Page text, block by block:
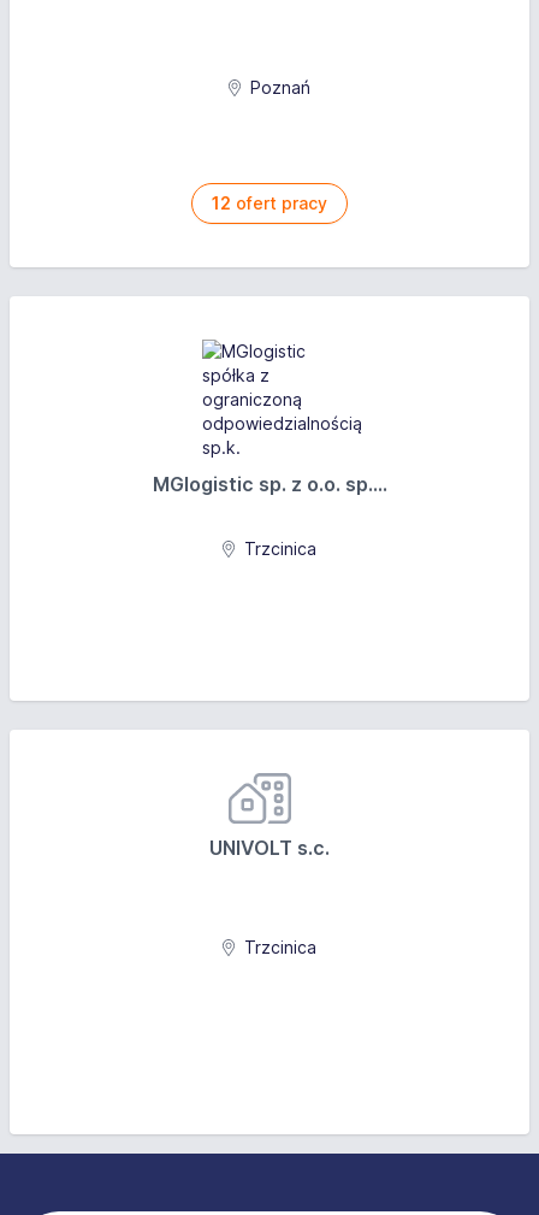
Poznań
12 ofert pracy
MGlogistic sp. z o.o. sp....
Trzcinica
UNIVOLT s.c.
Trzcinica